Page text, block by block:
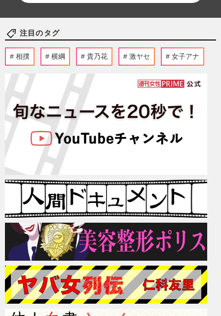
注目のタグ
相撲 横綱 貴乃花 激ヤセ 女子アナ